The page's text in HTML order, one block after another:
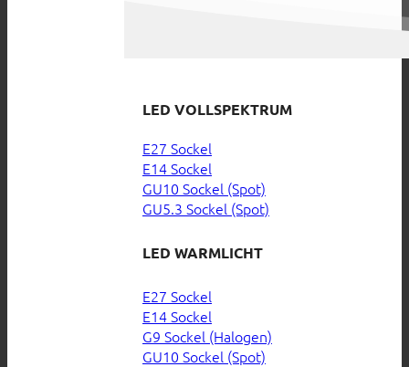
LED VOLLSPEKTRUM
E27 Sockel
E14 Sockel
GU10 Sockel (Spot)
GU5.3 Sockel (Spot)
LED WARMLICHT
E27 Sockel
E14 Sockel
G9 Sockel (Halogen)
GU10 Sockel (Spot)